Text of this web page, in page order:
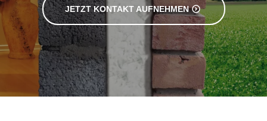
JETZT KONTAKT AUFNEHMEN